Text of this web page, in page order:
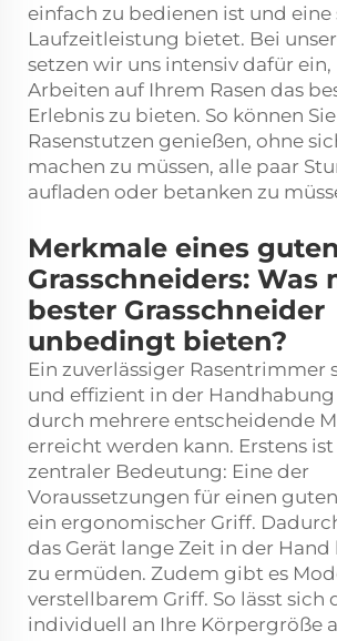
einfach zu bedienen ist und eine
Laufzeitleistung bietet. Bei
setzen wir uns intensiv dafür
Arbeiten auf Ihrem Rasen das
Erlebnis zu bieten. So können
Rasenstutzen genießen, ohne
machen zu müssen, alle paar
aufladen oder betanken zu
Merkmale eines guten
Grasschneiders: Was
bester Grasschneider
unbedingt bieten?
Ein zuverlässiger Rasentrimmer
und effizient in der Handhabung
durch mehrere entscheidende
erreicht werden kann. Erstens
zentraler Bedeutung: Eine der
Voraussetzungen für einen
ein ergonomischer Griff.
das Gerät lange Zeit in der Hand
zu ermüden. Zudem gibt es
verstellbarem Griff. So lässt sich
individuell an Ihre Körpergröße